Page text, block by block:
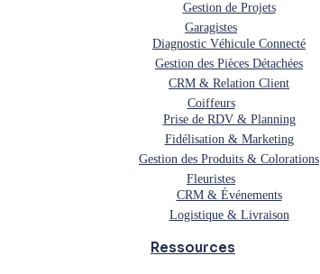
Gestion de Projets
Garagistes
Diagnostic Véhicule Connecté
Gestion des Pièces Détachées
CRM & Relation Client
Coiffeurs
Prise de RDV & Planning
Fidélisation & Marketing
Gestion des Produits & Colorations
Fleuristes
CRM & Événements
Logistique & Livraison
Ressources